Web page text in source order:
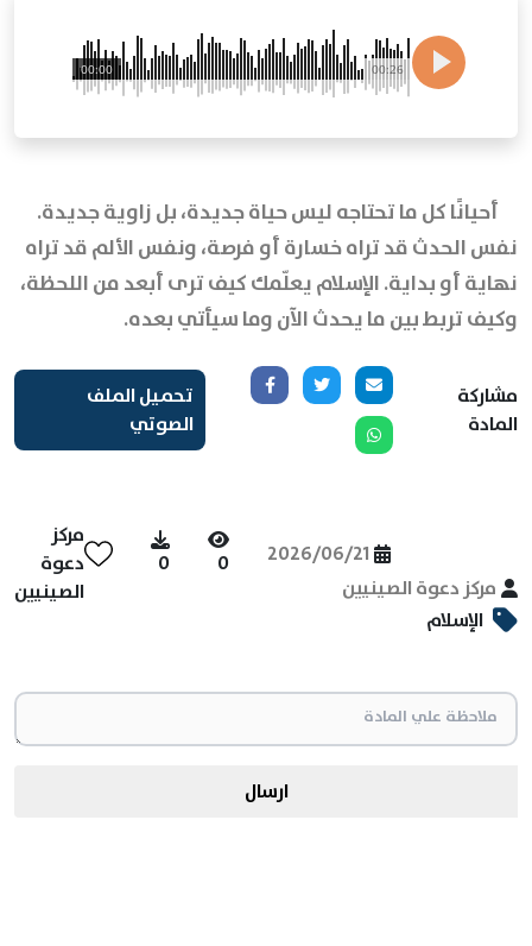
00:26
00:00
أحيانًا كل ما تحتاجه ليس حياة جديدة، بل زاوية جديدة.
نفس الحدث قد تراه خسارة أو فرصة، ونفس الألم قد تراه
نهاية أو بداية. الإسلام يعلّمك كيف ترى أبعد من اللحظة،
وكيف تربط بين ما يحدث الآن وما سيأتي بعده.
مشاركة
المادة
تحميل الملف
الصوتي
مركز دعوة الصينيين
2026/06/21
0
0
مركز
دعوة
الصينيين
الإسلام
ارسال